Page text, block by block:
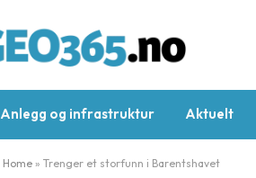
Anlegg og infrastruktur Aktuelt
Home » Trenger et storfunn i Barentshavet